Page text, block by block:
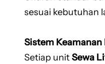
sesuai kebutuhan
Sistem Keamanan
Setiap unitSewa